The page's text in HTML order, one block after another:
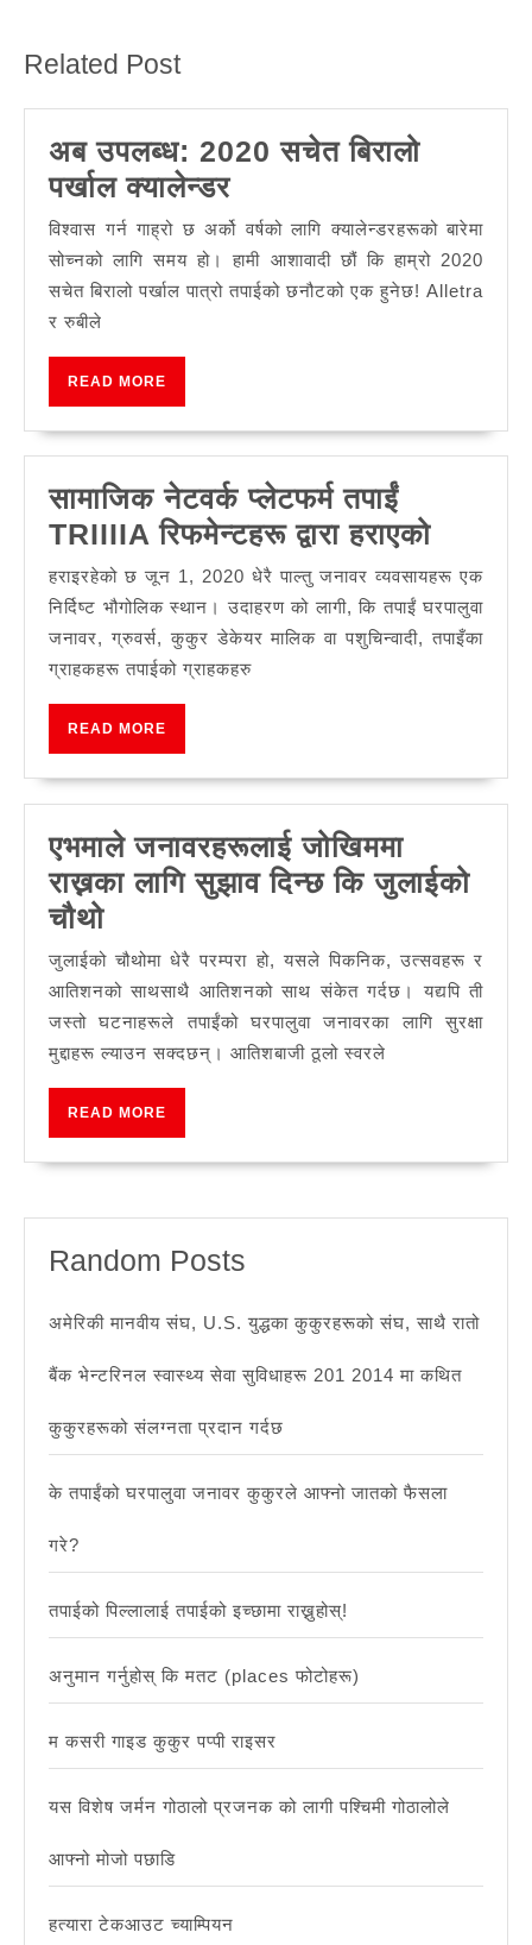
Related Post
अब उपलब्ध: 2020 सचेत बिरालो
पर्खाल क्यालेन्डरअब
उपलब्ध:
2020
सचेत
विश्वास गर्न गाह्रो छ अर्को वर्षको लागि क्यालेन्डरहरूको बारेमा
सोच्नको लागि समय हो। हामी आशावादी छौं कि हाम्रो 2020
सचेत बिरालो पर्खाल पात्रो तपाईको छनौटको एक हुनेछ! Alletra
र रुबीले
READ MORE
सामाजिक नेटवर्क प्लेटफर्म तपाईं
TRIIIIA रिफमेन्टहरू द्वारा हराएको
नेटवर्क
प्लेटफर्म
तपाईं
हराएको
हराइरहेको छ जून 1, 2020 धेरै पाल्तु जनावर व्यवसायहरू एक
निर्दिष्ट भौगोलिक स्थान। उदाहरण को लागी, कि तपाईं घरपालुवा
जनावर, ग्रुवर्स, कुकुर डेकेयर मालिक वा पशुचिन्वादी, तपाइँका
ग्राहकहरू तपाईको ग्राहकहरु
READ MORE
एभमाले जनावरहरूलाई जोखिममा
राख्नका लागि सुझाव दिन्छ कि जुलाईको
चौथोएभमाले
जनावरहरूलाई
जोखिममा
राख्नका
लागि
सुझाव
दिन्छ
कि
जुलाईको चौथोमा धेरै परम्परा हो, यसले पिकनिक, उत्सवहरू र
आतिशनको साथसाथै आतिशनको साथ संकेत गर्दछ। यद्यपि ती
जस्तो घटनाहरूले तपाईंको घरपालुवा जनावरका लागि सुरक्षा
मुद्दाहरू ल्याउन सक्दछन्। आतिशबाजी ठूलो स्वरले
READ MORE
Random Posts
अमेरिकी मानवीय संघ, U.S. युद्धका कुकुरहरूको संघ, साथै रातो
बैंक भेन्टरिनल स्वास्थ्य सेवा सुविधाहरू 201 2014 मा कथित
कुकुरहरूको संलग्नता प्रदान गर्दछ
के तपाईंको घरपालुवा जनावर कुकुरले आफ्नो जातको फैसला
गरे?
तपाईको पिल्लालाई तपाईको इच्छामा राख्नुहोस्!
अनुमान गर्नुहोस् कि मतट (places फोटोहरू)
म कसरी गाइड कुकुर पप्पी राइसर
यस विशेष जर्मन गोठालो प्रजनक को लागी पश्चिमी गोठालोले
आफ्नो मोजो पछाडि
हत्यारा टेकआउट च्याम्पियन